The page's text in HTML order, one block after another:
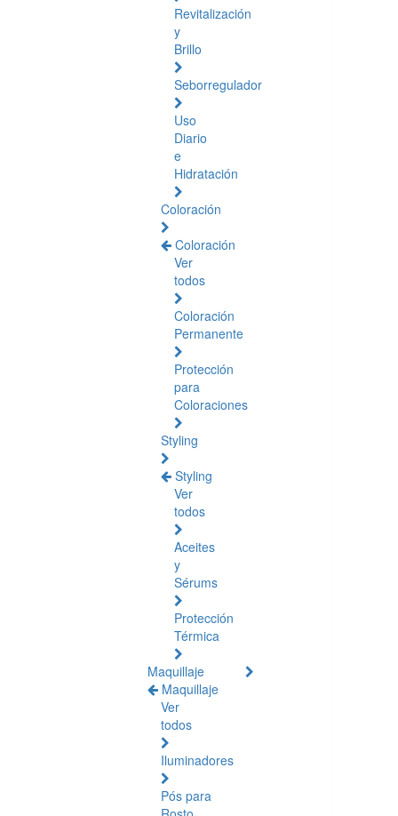
Revitalización
y
Brillo
Seborregulador
Uso
Diario
e
Hidratación
Coloración
Coloración
Ver
todos
Coloración
Permanente
Protección
para
Coloraciones
Styling
Styling
Ver
todos
Aceites
y
Sérums
Protección
Térmica
Maquillaje
Maquillaje
Ver
todos
Iluminadores
Pós para